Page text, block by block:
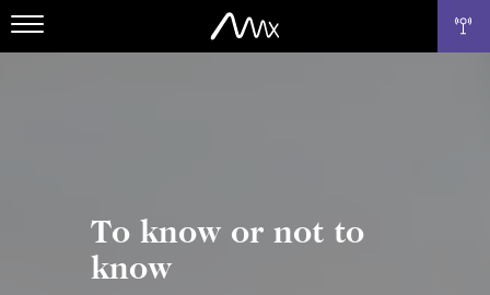
To know or not to
know